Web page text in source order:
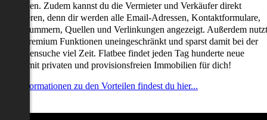
Zudem kannst du die Vermieter und Verkäufer direkt
denn dir werden alle Email-Adressen, Kontaktformulare,
Quellen und Verlinkungen angezeigt. Außerdem nutzt
alle Premium Funktionen uneingeschränkt und sparst damit bei der
viel Zeit. Flatbee findet jeden Tag hunderte neue
mit privaten und provisionsfreien Immobilien für dich!
Informationen zu den Vorteilen findest du hier...